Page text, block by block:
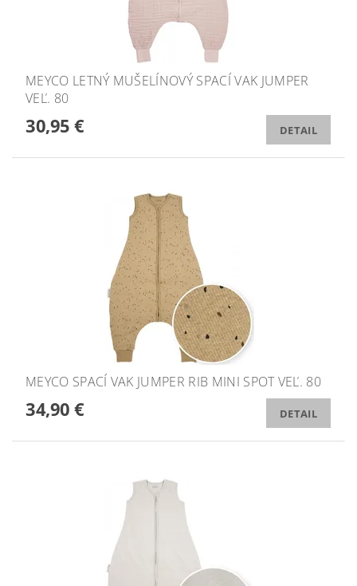
MEYCO LETNÝ MUŠELÍNOVÝ SPACÍ VAK JUMPER
VEĽ. 80
30,95 € DETAIL
MEYCO SPACÍ VAK JUMPER RIB MINI SPOT VEĽ. 80
34,90 € DETAIL